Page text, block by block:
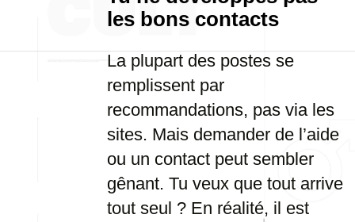
les bons contacts
La plupart des postes se
remplissent par
recommandations, pas via les
sites. Mais demander de l’aide
ou un contact peut sembler
gênant. Tu veux que tout arrive
tout seul ? En réalité, il est